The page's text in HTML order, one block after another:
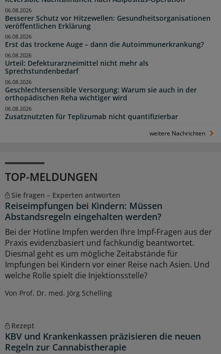
Besserer Schutz vor Hitzewellen: Gesundheitsorganisationen
veröffentlichen Erklärung
06.08.2026
Erst das trockene Auge – dann die Autoimmunerkrankung?
06.08.2026
Urteil: Defekturarzneimittel nicht mehr als
Sprechstundenbedarf
06.08.2026
Geschlechtersensible Versorgung: Warum sie auch in der
orthopädischen Reha wichtiger wird
06.08.2026
Zusatznutzten für Teplizumab nicht quantifizierbar
06.08.2026
weitere Nachrichten
TOP-MELDUNGEN
Sie fragen – Experten antworten
Reiseimpfungen bei Kindern: Müssen
Abstandsregeln eingehalten werden?
Bei der Hotline Impfen werden Ihre Impf-Fragen aus der
Praxis evidenzbasiert und fachkundig beantwortet.
Diesmal geht es um mögliche Zeitabstände für
Impfungen bei Kindern vor einer Reise nach Asien. Und
welche Rolle spielt die Injektionsstelle?
Von Prof. Dr. med. Jörg Schelling
Rezept
KBV und Krankenkassen präzisieren die neuen
Regeln zur Cannabistherapie